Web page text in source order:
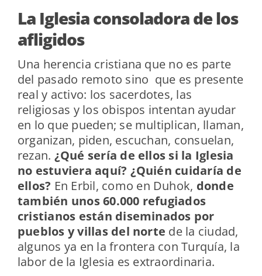
La Iglesia consoladora de los
afligidos
Una herencia cristiana que no es parte
del pasado remoto sino que es presente
real y activo: los sacerdotes, las
religiosas y los obispos intentan ayudar
en lo que pueden; se multiplican, llaman,
organizan, piden, escuchan, consuelan,
rezan. ¿Qué sería de ellos si la Iglesia
no estuviera aquí? ¿Quién cuidaría de
ellos? En Erbil, como en Duhok, donde
también unos 60.000 refugiados
cristianos están diseminados por
pueblos y villas del norte de la ciudad,
algunos ya en la frontera con Turquía, la
labor de la Iglesia es extraordinaria.